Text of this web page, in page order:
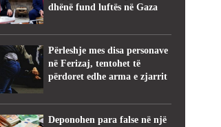
dhënë fund luftës në Gaza
Përleshje mes disa personave
në Ferizaj, tentohet të
përdoret edhe arma e zjarrit
Deponohen para false në një